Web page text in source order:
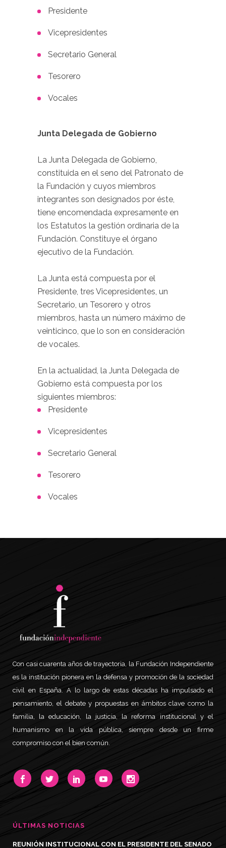
Presidente
Vicepresidentes
Secretario General
Tesorero
Vocales
Junta Delegada de Gobierno
La Junta Delegada de Gobierno,
constituida en el seno del Patronato de
la Fundación y cuyos miembros
integrantes son designados por éste,
tiene encomendada expresamente en
los Estatutos la gestión ordinaria de la
Fundación. Constituye el órgano
ejecutivo de la Fundación.
La Junta está compuesta por el
Presidente, tres Vicepresidentes, un
Secretario, un Tesorero y otros
miembros, hasta un número máximo de
veinticinco, que lo son en consideración
de vocales.
En la actualidad, la Junta Delegada de
Gobierno está compuesta por los
siguientes miembros:
Presidente
Vicepresidentes
Secretario General
Tesorero
Vocales
Con casi cuarenta años de trayectoria, la Fundación Independiente
es la institución pionera en la defensa y promoción de la sociedad
civil en España. A lo largo de estas décadas ha impulsado el
pensamiento, el debate y propuestas en ámbitos clave como la
familia, la educación, la justicia, la reforma institucional y el
humanismo en la vida pública, siempre desde un firme
compromiso con el bien común.
ÚLTIMAS NOTICIAS
REUNIÓN INSTITUCIONAL CON EL PRESIDENTE DEL SENADO